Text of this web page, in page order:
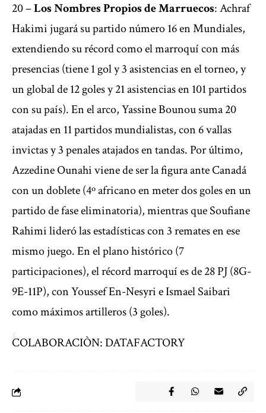
20 –Los Nombres Propios de Marruecos: Achraf
Hakimi jugará su partido número 16 en Mundiales,
extendiendo su récord como el marroquí con más
presencias (tiene 1 gol y 3 asistencias en el torneo, y
un global de 12 goles y 21 asistencias en 101 partidos
con su país). En el arco, Yassine Bounou suma 20
atajadas en 11 partidos mundialistas, con 6 vallas
invictas y 3 penales atajados en tandas. Por último,
Azzedine Ounahi viene de ser la figura ante Canadá
con un doblete (4º africano en meter dos goles en un
partido de fase eliminatoria), mientras que Soufiane
Rahimi lideró las estadísticas con 3 remates en ese
mismo juego. En el plano histórico (7
participaciones), el récord marroquí es de 28 PJ (8G-
9E-11P), con Youssef En-Nesyri e Ismael Saibari
como máximos artilleros (3 goles).
COLABORACIÒN: DATAFACTORY